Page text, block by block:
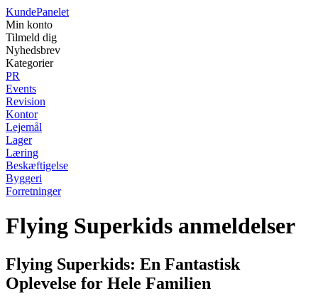
KundePanelet
Min konto
Tilmeld dig
Nyhedsbrev
Kategorier
PR
Events
Revision
Kontor
Lejemål
Lager
Læring
Beskæftigelse
Byggeri
Forretninger
Flying Superkids anmeldelser
Flying Superkids: En Fantastisk
Oplevelse for Hele Familien